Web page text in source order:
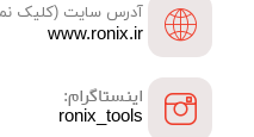
آدرس سایت (کلیک
www.ronix.ir
اینستاگرام:
ronix_tools